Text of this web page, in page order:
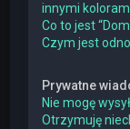
innymi
Co to jest
Czym jest
Prywatne
Nie mogę
Otrzymuję